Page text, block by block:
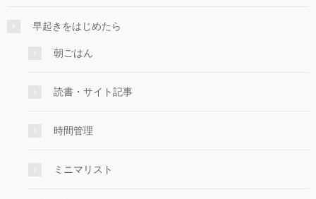
早起きをはじめたら
朝ごはん
読書・サイト記事
時間管理
ミニマリスト